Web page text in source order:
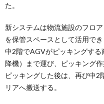
た。
新システムは物流施設のフロ
を保管スペースとして活用で
中2階でAGVがピッキングす
降機）まで運び、ピッキング
ピッキングした後は、再び中
リアへ搬送する。